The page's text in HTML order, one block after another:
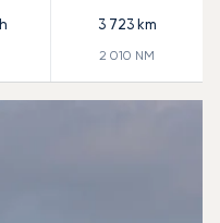
3 723km
2 010 NM